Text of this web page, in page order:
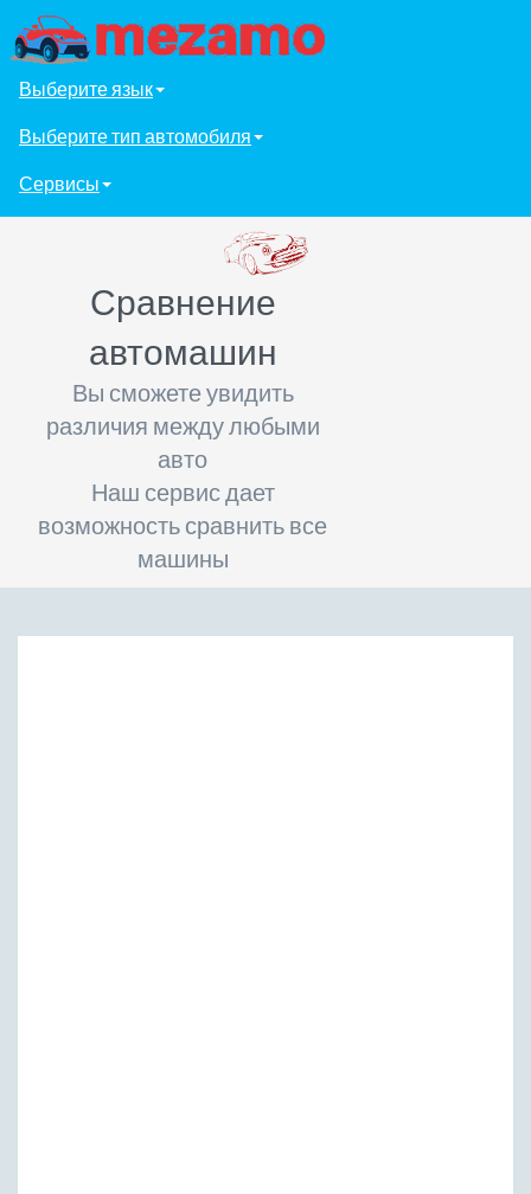
Выберите язык
Выберите тип автомобиля
Сервисы
Сравнение
автомашин
Вы сможете увидить
различия между любыми
авто
Наш сервис дает
возможность сравнить все
машины